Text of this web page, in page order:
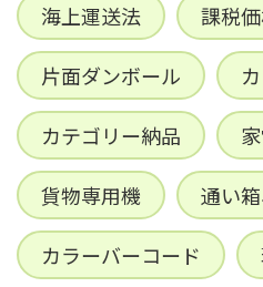
海上運送法 課税
片面ダンボール
カテゴリー納品
貨物専用機 通い
カラーバーコード